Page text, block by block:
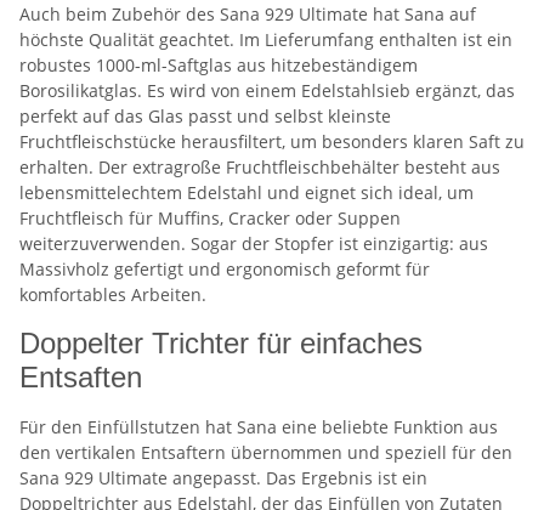
Auch beim Zubehör des Sana 929 Ultimate hat Sana auf
höchste Qualität geachtet. Im Lieferumfang enthalten ist ein
robustes 1000-ml-Saftglas aus hitzebeständigem
Borosilikatglas. Es wird von einem Edelstahlsieb ergänzt, das
perfekt auf das Glas passt und selbst kleinste
Fruchtfleischstücke herausfiltert, um besonders klaren Saft zu
erhalten. Der extragroße Fruchtfleischbehälter besteht aus
lebensmittelechtem Edelstahl und eignet sich ideal, um
Fruchtfleisch für Muffins, Cracker oder Suppen
weiterzuverwenden. Sogar der Stopfer ist einzigartig: aus
Massivholz gefertigt und ergonomisch geformt für
komfortables Arbeiten.
Doppelter Trichter für einfaches
Entsaften
Für den Einfüllstutzen hat Sana eine beliebte Funktion aus
den vertikalen Entsaftern übernommen und speziell für den
Sana 929 Ultimate angepasst. Das Ergebnis ist ein
Doppeltrichter aus Edelstahl, der das Einfüllen von Zutaten